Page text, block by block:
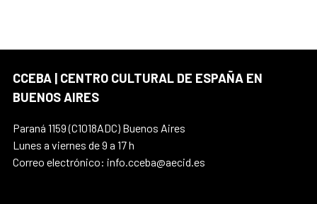
CCEBA | CENTRO CULTURAL DE ESPAÑA EN
BUENOS AIRES
Paraná 1159 (C1018ADC) Buenos Aires
Lunes a viernes de 9 a 17 h
Correo electrónico: info.cceba@aecid.es